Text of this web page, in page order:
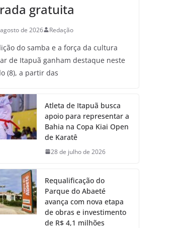
gratuita
de 2026 Redação
do samba e a força da cultura
de Itapuã ganham destaque neste
(8), a partir das
Atleta de Itapuã busca
apoio para representar a
Bahia na Copa Kiai Open
de Karatê
28 de julho de 2026
Requalificação do
Parque do Abaeté
avança com nova etapa
de obras e investimento
de R$ 4,1 milhões